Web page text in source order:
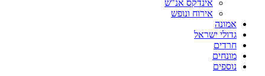
אינדקס אנ"ש
אירוח ונופש
אמונה
גדולי ישראל
חרדים
מונחים
נוספים